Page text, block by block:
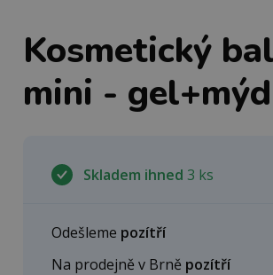
Kosmetický
mini -
Skladem ihned 3 ks
Odešleme pozítří
Na prodejně v Brně pozítří